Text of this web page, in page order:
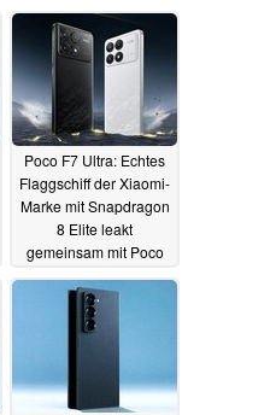
Poco F7 Ultra: Echtes
Flaggschiff der Xiaomi-
Marke mit Snapdragon
8 Elite leakt
gemeinsam mit Poco
F7 Pro23.10.2024